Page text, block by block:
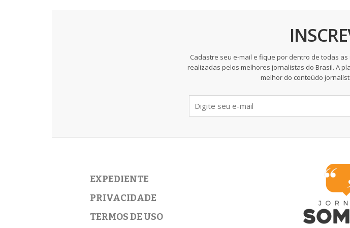
Cadastre seu e-mail e fique por dentro de todas
realizadas pelos melhores jornalistas do Brasil. A
melhor do conteúdo
EXPEDIENTE
PRIVACIDADE
TERMOS DE USO